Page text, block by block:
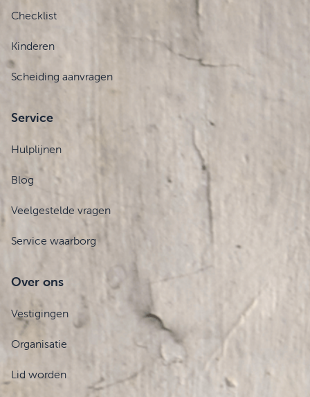
Checklist
Kinderen
Scheiding aanvragen
Service
Hulplijnen
Blog
Veelgestelde vragen
Service waarborg
Over ons
Vestigingen
Organisatie
Lid worden